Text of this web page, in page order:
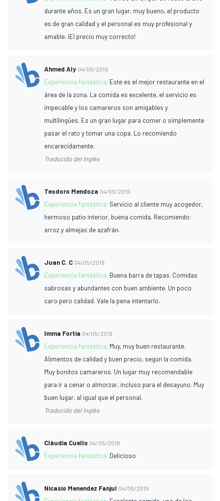
durante años. Es un gran lugar, muy bueno, el producto
es de gran calidad y el personal es muy profesional y
amable. ¡El precio muy correcto!
Ahmed Aly 04/05/2019
Experiencia fantástica: Este es el mejor restaurante en el
área de la zona. La comida es excelente, el servicio es
impecable y los camareros son amigables y
multilingües. Es un gran lugar para comer o simplemente
pasar el rato y tomar una copa. Lo recomiendo
encarecidamente.
Traducido del Inglés
Teodoro Mendoza 04/05/2019
Experiencia fantástica: Servicio al cliente muy acogedor,
hermoso patio interior, buena comida. Recomiendo:
arroz y almejas de azafrán.
Juan C. C 04/05/2019
Experiencia fantástica: Buena barra de tapas. Comidas
sabrosas y abundantes con buen ambiente. Un poco
caro pero calidad. Vale la pena intentarlo.
Imma Fortia 04/05/2019
Experiencia fantástica: Muy, muy buen restaurante.
Alimentos de calidad y buen precio, según la comida.
Muy bonitos camareros. Un lugar muy recomendable
para ir a cenar o almorzar, incluso para el desayuno. Muy
buen lugar, al igual que el personal.
Traducido del Inglés
Clàudia Cuello 04/05/2019
Experiencia fantástica: Delicioso
Nicasio Menendez Fanjul 04/05/2019